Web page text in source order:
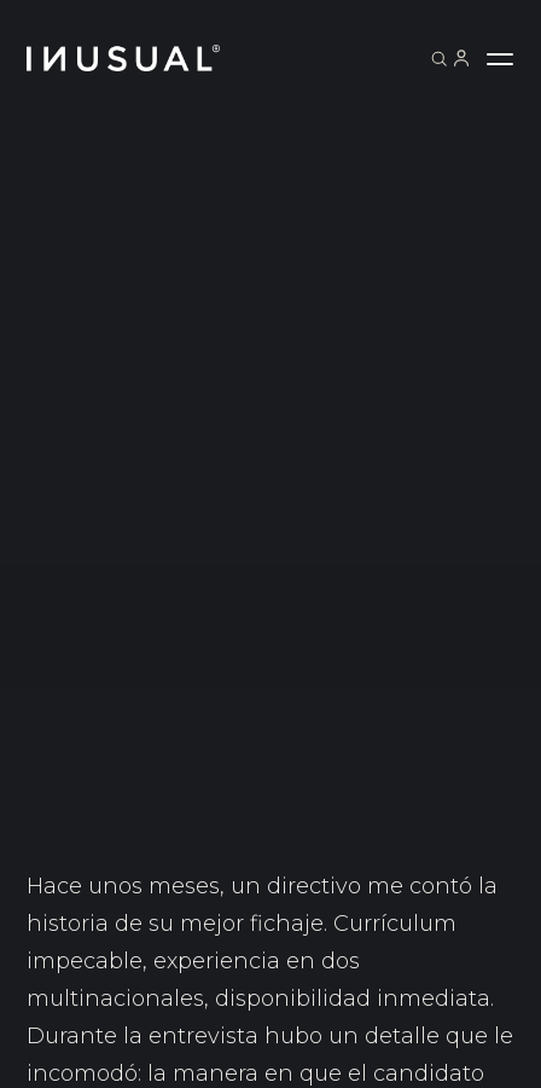
Hace unos meses, un directivo me contó la
historia de su mejor fichaje. Currículum
impecable, experiencia en dos
multinacionales, disponibilidad inmediata.
Durante la entrevista hubo un detalle que le
incomodó: la manera en que el candidato